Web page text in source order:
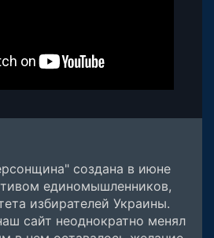
создана в июне
единомышленников,
избирателей Украины.
сайт неоднократно менял